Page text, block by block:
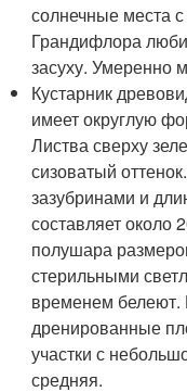
солнечные места
Грандифлора
засуху. Умеренно
Кустарник
имеет округлую
Листва сверху
сизоватый
зазубринами и
составляет
полушара
стерильными
временем белеют.
дренированные
участки с
средняя.